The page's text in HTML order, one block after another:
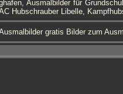
Ausmalbilder für
Hubschrauber Libelle,
gratis Bilder zum